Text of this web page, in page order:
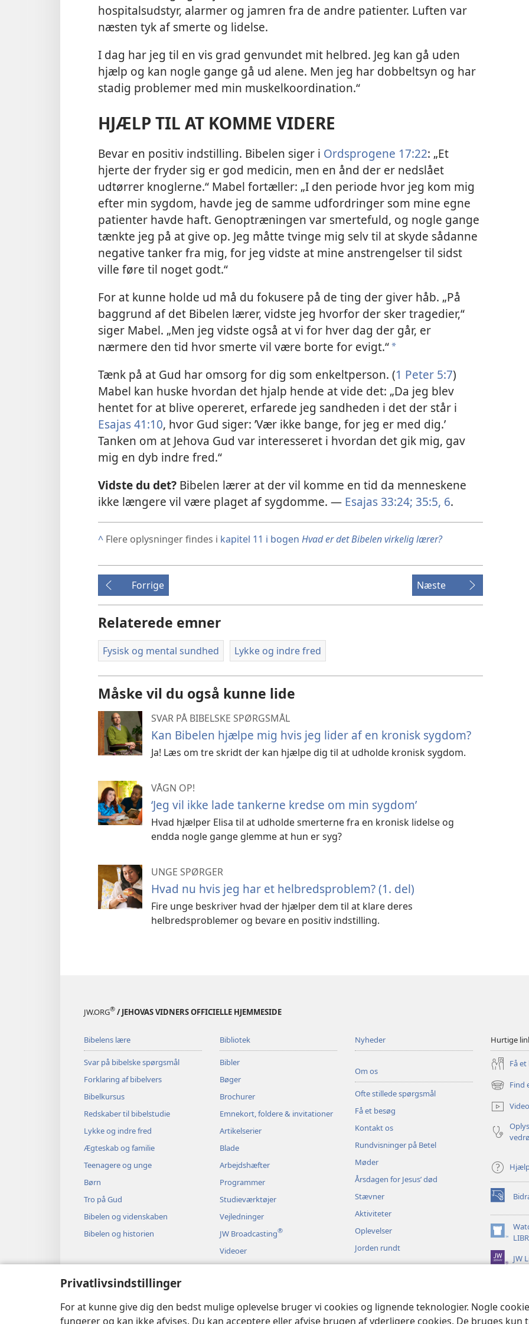
Privatlivsindstillinger
For at kunne give dig den bedst mulige oplevelse bruger vi cookies og lignende teknologier. Nogle
fungerer og kan ikke afvises. Du kan acceptere eller afvise brugen af yderligere cookies. De bruges
hospitalsudstyr, alarmer og jamren fra de andre patienter. Luften var
næsten tyk af smerte og lidelse.
I dag har jeg til en vis grad genvundet mit helbred. Jeg kan gå uden
hjælp og kan nogle gange gå ud alene. Men jeg har dobbeltsyn og har
stadig problemer med min muskelkoordination.“
HJÆLP TIL AT KOMME VIDERE
Bevar en positiv indstilling. Bibelen siger i Ordsprogene 17:22: „Et
hjerte der fryder sig er god medicin, men en ånd der er nedslået
udtørrer knoglerne.“ Mabel fortæller: „I den periode hvor jeg kom mig
efter min sygdom, havde jeg de samme udfordringer som mine egne
patienter havde haft. Genoptræningen var smertefuld, og nogle gange
tænkte jeg på at give op. Jeg måtte tvinge mig selv til at skyde sådanne
negative tanker fra mig, for jeg vidste at mine anstrengelser til sidst
ville føre til noget godt.“
For at kunne holde ud må du fokusere på de ting der giver håb. „På
baggrund af det Bibelen lærer, vidste jeg hvorfor der sker tragedier,“
siger Mabel. „Men jeg vidste også at vi for hver dag der går, er
nærmere den tid hvor smerte vil være borte for evigt.“*
Tænk på at Gud har omsorg for dig som enkeltperson. (1 Peter 5:7)
Mabel kan huske hvordan det hjalp hende at vide det: „Da jeg blev
hentet for at blive opereret, erfarede jeg sandheden i det der står i
Esajas 41:10, hvor Gud siger: ’Vær ikke bange, for jeg er med dig.’
Tanken om at Jehova Gud var interesseret i hvordan det gik mig, gav
mig en dyb indre fred.“
Vidste du det? Bibelen lærer at der vil komme en tid da menneskene
ikke længere vil være plaget af sygdomme. — Esajas 33:24; 35:5, 6.
^ Flere oplysninger findes i kapitel 11 i bogen Hvad er det Bibelen virkelig lærer?
Forrige Næste
Relaterede emner
Fysisk og mental sundhed Lykke og indre fred
Måske vil du også kunne lide
SVAR PÅ BIBELSKE SPØRGSMÅL
Kan Bibelen hjælpe mig hvis jeg lider af en kronisk sygdom?
Ja! Læs om tre skridt der kan hjælpe dig til at udholde kronisk sygdom.
VÅGN OP!
‘Jeg vil ikke lade tankerne kredse om min sygdom’
Hvad hjælper Elisa til at udholde smerterne fra en kronisk lidelse og
endda nogle gange glemme at hun er syg?
UNGE SPØRGER
Hvad nu hvis jeg har et helbredsproblem? (1. del)
Fire unge beskriver hvad der hjælper dem til at klare deres
helbredsproblemer og bevare en positiv indstilling.
JW.ORG® / JEHOVAS VIDNERS OFFICIELLE HJEMMESIDE
Bibelens lære
Svar på bibelske spørgsmål
Forklaring af bibelvers
Bibelkursus
Redskaber til bibelstudie
Lykke og indre fred
Ægteskab og familie
Teenagere og unge
Børn
Tro på Gud
Bibelen og videnskaben
Bibelen og historien
Bibliotek
Bibler
Bøger
Brochurer
Emnekort, foldere & invitationer
Artikelserier
Blade
Arbejdshæfter
Programmer
Studieværktøjer
Vejledninger
JW Broadcasting®
Videoer
Musik
Dramatiseret bibeloplæsning
Nyheder
Om os
Ofte stillede spørgsmål
Få et besøg
Kontakt os
Rundvisninger på Betel
Møder
Årsdagen for Jesus’ død
Stævner
Aktiviteter
Oplevelser
Jorden rundt
Hurtige
Få
Find
(åbner
nyt
vindue)
(åbner
nyt
vindue)
(åbner
nyt
vindue)JW